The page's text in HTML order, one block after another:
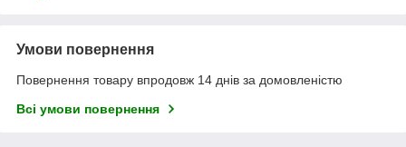
Умови повернення
Повернення товару впродовж 14 днів за домовленістю
Всі умови повернення